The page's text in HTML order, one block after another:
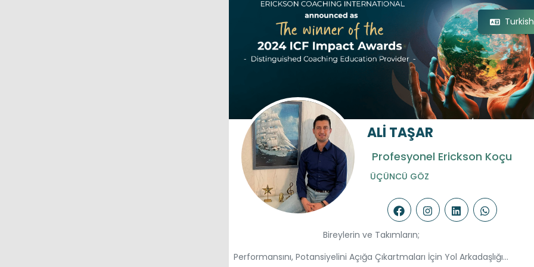
ALİ TAŞAR
Profesyonel Erickson Koçu
ÜÇÜNCÜ GÖZ
Bireylerin ve Takımların;
Performansını, Potansiyelini Açığa Çıkartmaları İçin Yol Arkadaşlığı...